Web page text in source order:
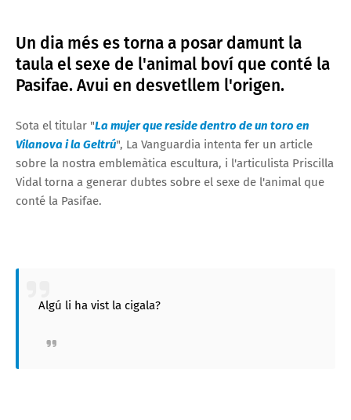
Un dia més es torna a posar damunt la
taula el sexe de l'animal boví que conté la
Pasifae. Avui en desvetllem l'origen.
Sota el titular "La mujer que reside dentro de un toro en
Vilanova i la Geltrú", La Vanguardia intenta fer un article
sobre la nostra emblemàtica escultura, i l'articulista Priscilla
Vidal torna a generar dubtes sobre el sexe de l'animal que
conté la Pasifae.
Algú li ha vist la cigala?